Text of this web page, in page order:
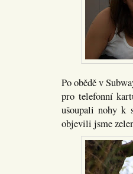
Po obědě v
pro telefonní
ušoupali nohy k
objevili jsme